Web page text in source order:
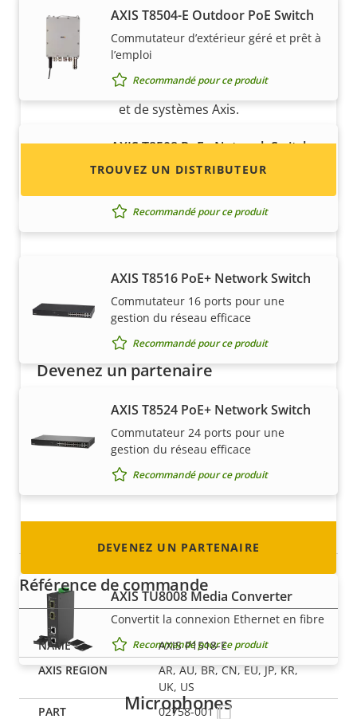
AXIS T8504-E Outdoor PoE Switch
Commutateur d’extérieur géré et prêt à
l’emploi
Recommandé pour ce produit
AXIS T8508 PoE+ Network Switch
Commutateur 8 ports pour une gestion
Recommandé pour ce produit
AXIS T8516 PoE+ Network Switch
Commutateur 16 ports pour une
gestion du réseau efficace
Recommandé pour ce produit
AXIS T8524 PoE+ Network Switch
Commutateur 24 ports pour une
gestion du réseau efficace
Recommandé pour ce produit
AXIS TU8008 Media Converter
Convertit la connexion Ethernet en fibre
Recommandé pour ce produit
Microphones
Vous voulez vendre des produits
Axis ?
Vous souhaitez devenir revendeur ? Trouvez
les coordonnées des distributeurs de produits
et de systèmes Axis.
TROUVEZ UN DISTRIBUTEUR
Devenez un partenaire
Vous êtes un revendeur, un distributeur, un
intégrateur système ou un installateur ? Nous
avons des partenaires dans quasiment tous
les pays du monde. Découvrez comment en
DEVENEZ UN PARTENAIRE
Référence de commande
AXIS P1518-E
AR, AU, BR, CN, EU, JP, KR,
UK, US
02758-001